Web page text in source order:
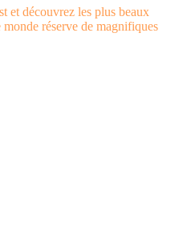
et découvrez les plus beaux
réserve de magnifiques